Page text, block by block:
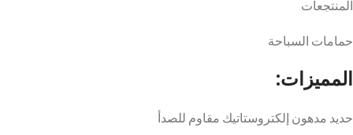
المنتجعات
حمامات السباحة
المميزات:
حديد مدهون إلكتروستاتيك مقاوم للصدأ